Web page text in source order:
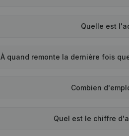
Quelle est
À quand remonte la dernière fois
Combien
Quel est le chiffre